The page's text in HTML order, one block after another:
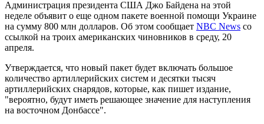
Администрация президента США Джо Байдена на этой
неделе объявит о еще одном пакете военной помощи Украине
на сумму 800 млн долларов. Об этом сообщает NBC News со
ссылкой на троих американских чиновников в среду, 20
апреля.
Утверждается, что новый пакет будет включать большое
количество артиллерийских систем и десятки тысяч
артиллерийских снарядов, которые, как пишет издание,
"вероятно, будут иметь решающее значение для наступления
на восточном Донбассе".